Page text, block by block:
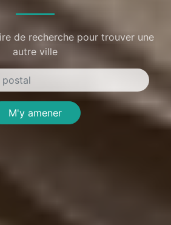
de recherche pour trouver une
autre ville
M'y amener